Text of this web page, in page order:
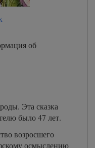
об
Эта сказка
было 47 лет.
возросшего
осмыслению